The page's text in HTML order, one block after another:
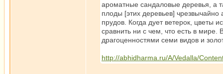
ароматные сандаловые деревья, а
плоды [этих деревьев]
прудов. Когда дует ветерок, цветы
сравнить ни с чем, что есть в мире.
драгоценностями семи видов и
http://abhidharma.ru/A/Vedalla/